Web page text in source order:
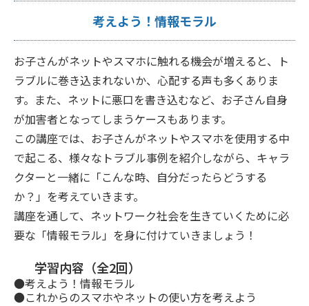
考えよう！情報モラル
お子さんがネットやスマホに触れる機会が増えると、ト
ラブルに巻き込まれないか、心配する声も多くありま
す。また、ネットに悪口を書き込むなど、お子さん自身
が加害者となってしまうケースもあります。
この講座では、お子さんがネットやスマホを使用する中
で起こる、様々なトラブル事例を紹介しながら、キャラ
クターと一緒に「こんな時、自分だったらどうする
か？」を考えていきます。
講座を通して、ネットワーク社会を生きていくために必
要な「情報モラル」を身に付けていきましょう！
学習内容（全2回）
●考えよう！情報モラル
●これからのスマホやネットの使い方を考えよう